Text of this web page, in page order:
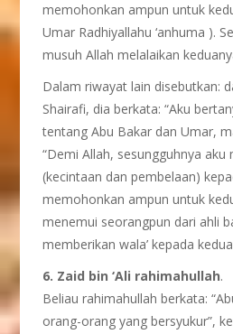
memohonkan ampun untuk
Umar Radhiyallahu ‘anhuma ).
musuh Allah melalaikan
Dalam riwayat lain disebutkan:
Shairafi, dia berkata: “Aku
tentang Abu Bakar dan Umar,
“Demi Allah, sesungguhnya aku
(kecintaan dan pembelaan)
memohonkan ampun untuk
menemui seorangpun dari ahli
memberikan wala’ kepada
6. Zaid bin ‘Ali rahimahullah.
Beliau rahimahullah berkata:
orang-orang yang bersyukur”,